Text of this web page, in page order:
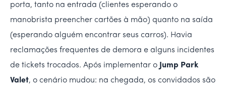
porta, tanto na entrada (clientes esperando o
manobrista preencher cartões à mão) quanto na saída
(esperando alguém encontrar seus carros). Havia
reclamações frequentes de demora e alguns incidentes
de tickets trocados. Após implementar o
Jump Park
Valet, o cenário mudou: na chegada, os convidados são